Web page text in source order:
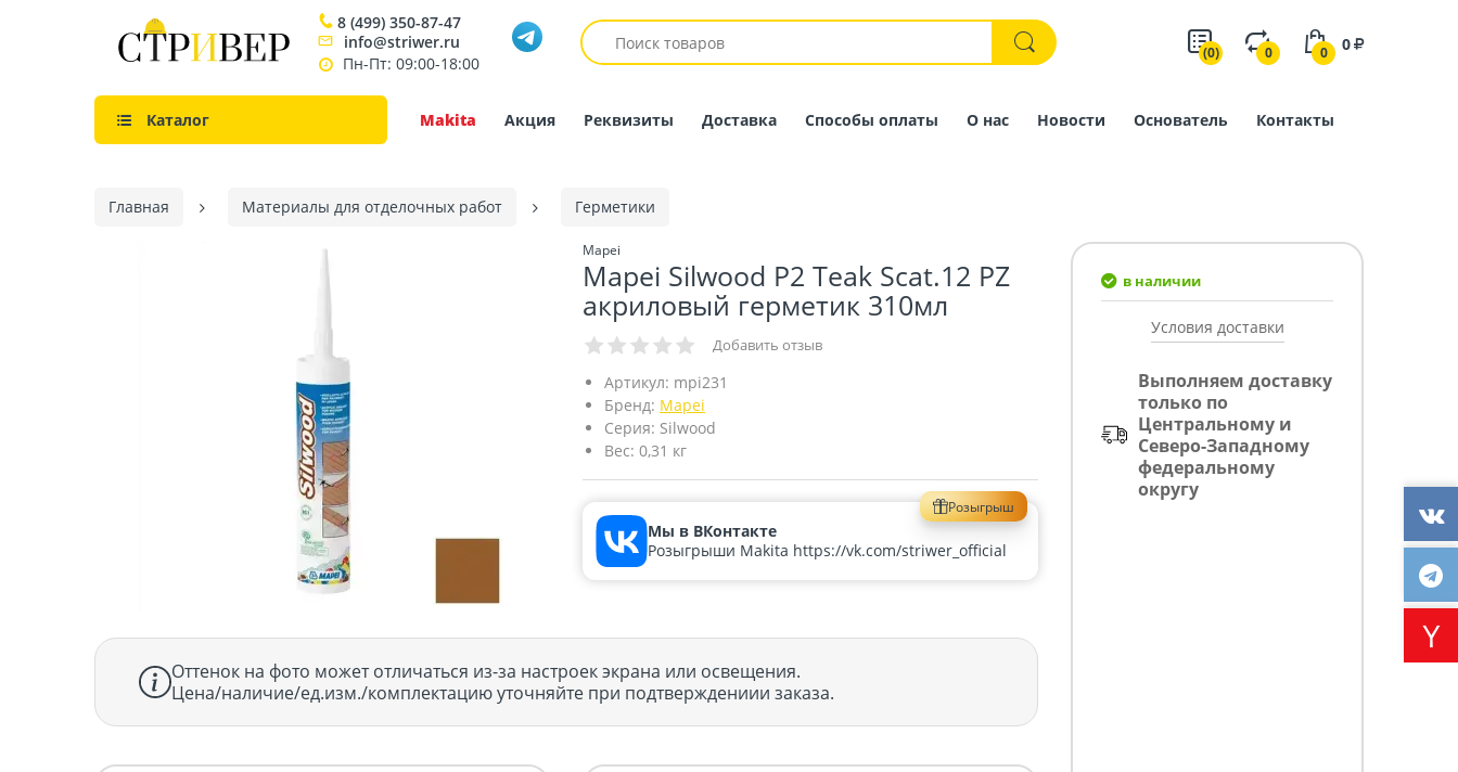
8 (499) 350-87-47
info@striwer.ru
Пн-Пт: 09:00-18:00
(0) 0 0 0
Каталог Makita Акция Реквизиты Доставка Способы оплаты О нас Новости Основатель Контакты
Главная Материалы для отделочных работ Герметики
Mapei
Mapei Silwood P2 Teak Scat.12 PZ
акриловый герметик 310мл
Добавить отзыв
Артикул: mpi231
Бренд: Mapei
Серия: Silwood
Вес: 0,31 кг
Розыгрыш
Мы в ВКонтакте
Розыгрыши Makita https://vk.com/striwer_official
Оттенок на фото может отличаться из-за настроек экрана или освещения.
Цена/наличие/ед.изм./комплектацию уточняйте при подтверждениии заказа.
в наличии
Условия доставки
Выполняем доставку
только по
Центральному и
Северо-Западному
федеральному
округу